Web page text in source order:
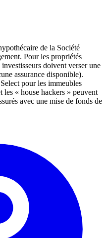
de la Société
Pour les propriétés
doivent verser une
assurance disponible).
pour les immeubles
« house hackers » peuvent
avec une mise de fonds de